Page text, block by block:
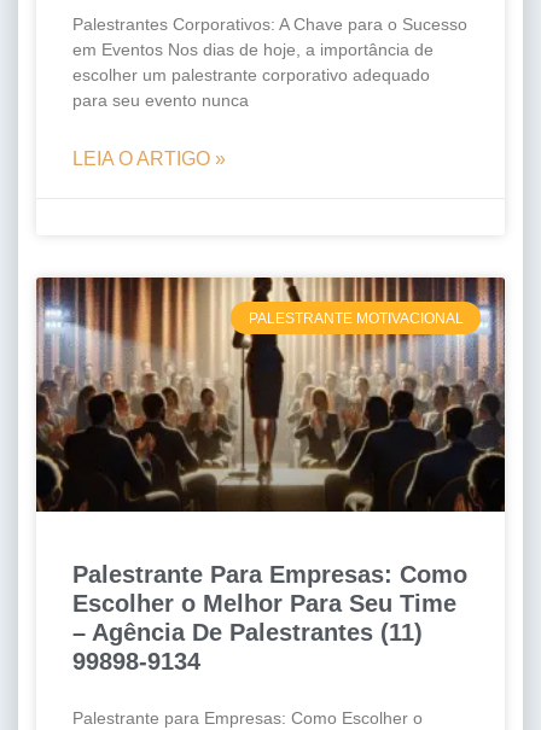
Palestrantes Corporativos: A Chave para o Sucesso
em Eventos Nos dias de hoje, a importância de
escolher um palestrante corporativo adequado
para seu evento nunca
LEIA O ARTIGO »
PALESTRANTE MOTIVACIONAL
Palestrante Para Empresas: Como
Escolher o Melhor Para Seu Time
– Agência De Palestrantes (11)
99898-9134
Palestrante para Empresas: Como Escolher o